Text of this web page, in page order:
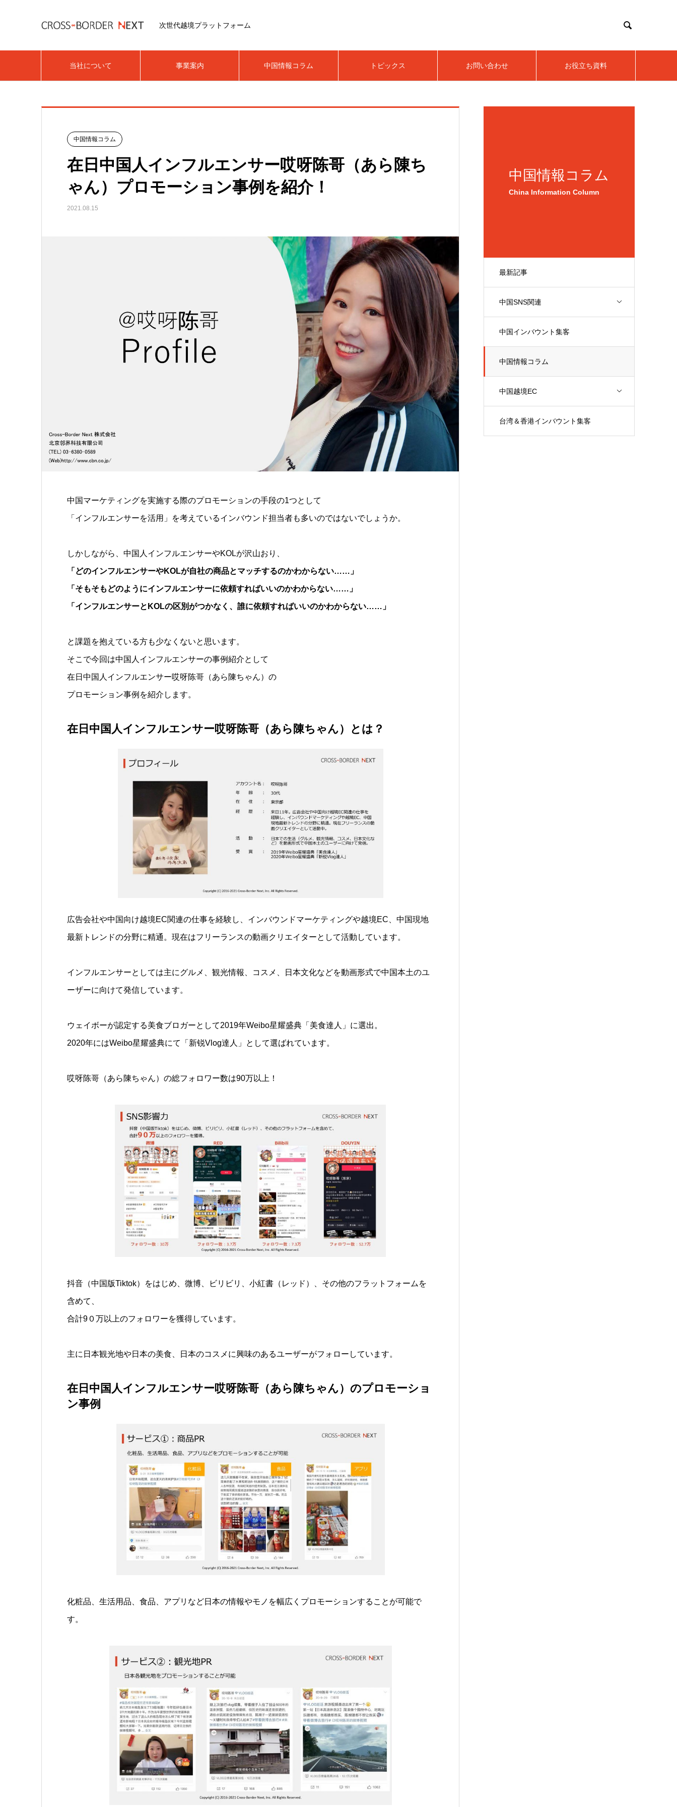
次世代越境プラットフォーム 
当社について 事業案内 中国情報コラム トピックス お問い合わせ お役立ち資料
中国情報コラム
China Information Column
最新記事
中国SNS関連
中国インバウント集客
中国情報コラム
中国越境EC
台湾＆香港インバウント集客
中国情報コラム
在日中国人インフルエンサー哎呀陈哥（あら陳ち
ゃん）プロモーション事例を紹介！
2021.08.15
中国マーケティングを実施する際のプロモーションの手段の1つとして
「インフルエンサーを活用」を考えているインバウンド担当者も多いのではないでしょうか。
しかしながら、中国人インフルエンサーやKOLが沢山おり、
「どのインフルエンサーやKOLが自社の商品とマッチするのかわからない……」
「そもそもどのようにインフルエンサーに依頼すればいいのかわからない……」
「インフルエンサーとKOLの区別がつかなく、誰に依頼すればいいのかわからない……」
と課題を抱えている方も少なくないと思います。
そこで今回は中国人インフルエンサーの事例紹介として
在日中国人インフルエンサー哎呀陈哥（あら陳ちゃん）の
プロモーション事例を紹介します。
在日中国人インフルエンサー哎呀陈哥（あら陳ちゃん）とは？
広告会社や中国向け越境EC関連の仕事を経験し、インバウンドマーケティングや越境EC、中国現地
最新トレンドの分野に精通。現在はフリーランスの動画クリエイターとして活動しています。
インフルエンサーとしては主にグルメ、観光情報、コスメ、日本文化などを動画形式で中国本土のユ
ーザーに向けて発信しています。
ウェイボーが認定する美食ブロガーとして2019年Weibo星耀盛典「美食達人」に選出。
2020年にはWeibo星耀盛典にて「新锐Vlog達人」として選ばれています。
哎呀陈哥（あら陳ちゃん）の総フォロワー数は90万以上！
抖音（中国版Tiktok）をはじめ、微博、ビリビリ、小紅書（レッド）、その他のフラットフォームを
含めて、
合計9０万以上のフォロワーを獲得しています。
主に日本観光地や日本の美食、日本のコスメに興味のあるユーザーがフォローしています。
在日中国人インフルエンサー哎呀陈哥（あら陳ちゃん）のプロモーショ
ン事例
化粧品、生活用品、食品、アプリなど日本の情報やモノを幅広くプロモーションすることが可能で
す。